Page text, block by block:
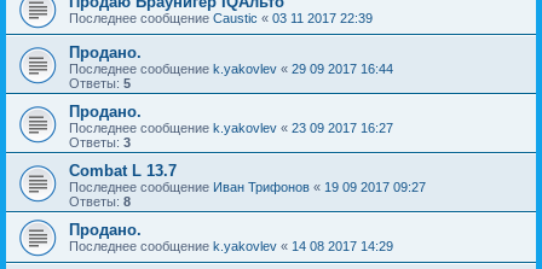
Последнее сообщение Caustic « 03 11 2017 22:39
Продано.
Последнее сообщение k.yakovlev « 29 09 2017 16:44
Ответы: 5
Продано.
Последнее сообщение k.yakovlev « 23 09 2017 16:27
Ответы: 3
Combat L 13.7
Последнее сообщение Иван Трифонов « 19 09 2017 09:27
Ответы: 8
Продано.
Последнее сообщение k.yakovlev « 14 08 2017 14:29